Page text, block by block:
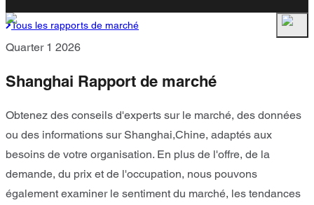
Tous les rapports de marché
Quarter 1 2026
Shanghai Rapport de marché
Obtenez des conseils d'experts sur le marché, des données
ou des informations sur Shanghai,Chine, adaptés aux
besoins de votre organisation. En plus de l'offre, de la
demande, du prix et de l'occupation, nous pouvons
également examiner le sentiment du marché, les tendances